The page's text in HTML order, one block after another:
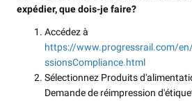
expédier, que dois-je faire?
Accédez à
https://www.progressrail.com/
ssionsCompliance.html
Sélectionnez Produits
Demande de réimpression